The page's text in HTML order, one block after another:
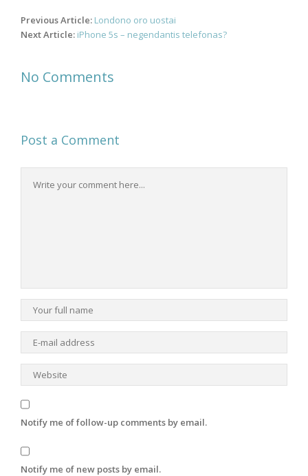
Post
navigation
Previous Article: Londono oro uostai
Next Article: iPhone 5s – negendantis telefonas?
No Comments
Post a Comment
Notify me of follow-up comments by email.
Notify me of new posts by email.